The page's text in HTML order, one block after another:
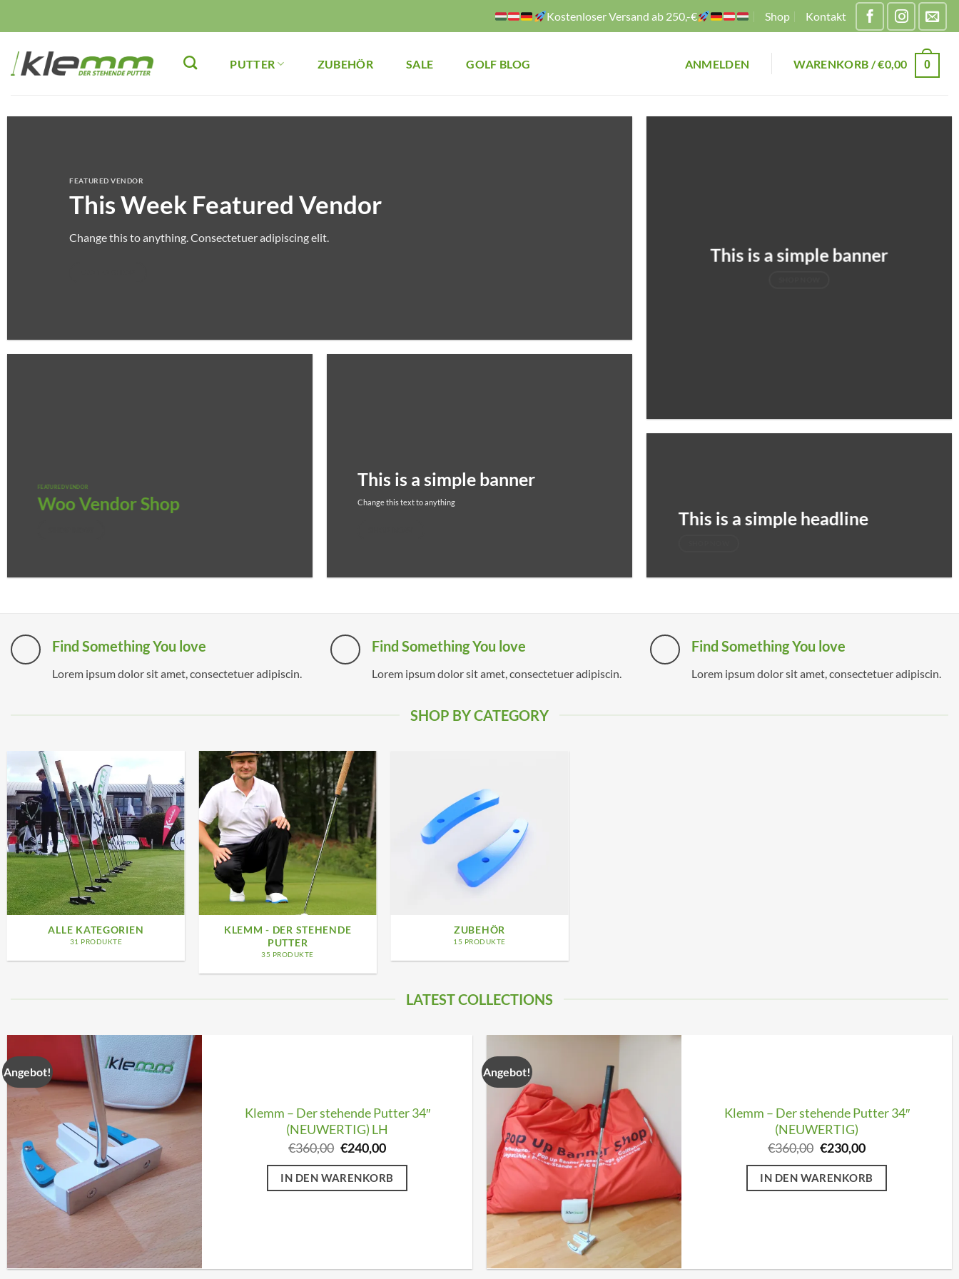
Kostenloser Versand ab 250,-€ Shop Kontakt
PUTTER ZUBEHÖR SALE GOLF BLOG ANMELDEN WARENKORB /€0,00 0
FEATURED VENDOR
This Week Featured Vendor
Change this to anything. Consectetuer adipiscing elit.
This is a simple banner
FEATURED VENDOR
Woo Vendor Shop
This is a simple banner
Change this text to anything
This is a simple headline
Find Something You love
Lorem ipsum dolor sit amet, consectetuer adipiscin.
Find Something You love
Lorem ipsum dolor sit amet, consectetuer adipiscin.
Find Something You love
Lorem ipsum dolor sit amet, consectetuer adipiscin.
SHOP BY CATEGORY
ALLE KATEGORIEN
31 PRODUKTE
KLEMM - DER STEHENDE
PUTTER
35 PRODUKTE
ZUBEHÖR
15 PRODUKTE
LATEST COLLECTIONS
Angebot!
Klemm – Der stehende Putter 34″
(NEUWERTIG) LH
€360,00 Ursprünglicher
war:
€360,00
€240,00Aktueller
ist:
€240,00.
IN DEN WARENKORB
Angebot!
Klemm – Der stehende Putter 34″
(NEUWERTIG)
€360,00 Ursprünglicher
war:
€360,00
€230,00Aktueller
ist:
€230,00.
IN DEN WARENKORB